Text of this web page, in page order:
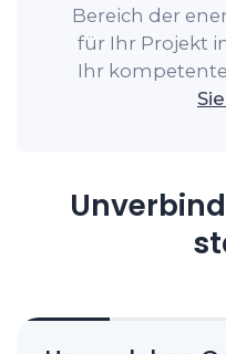
Bereich der
für Ihr Projekt
Ihr